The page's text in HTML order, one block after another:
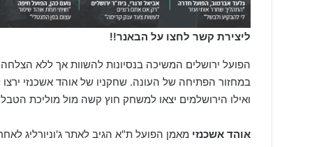
ליצירת קשר לחצו על הבאנר!!
במחזור הפתיחה של העונה. שחקניו של אוהד אשכנזי
ואילו הירושלמים יצאו למשחק חוץ קשה מול מוליכת
אוהד אשכנזי מאמן הפועל ת"א הגיב לאתר ג'וניורליג